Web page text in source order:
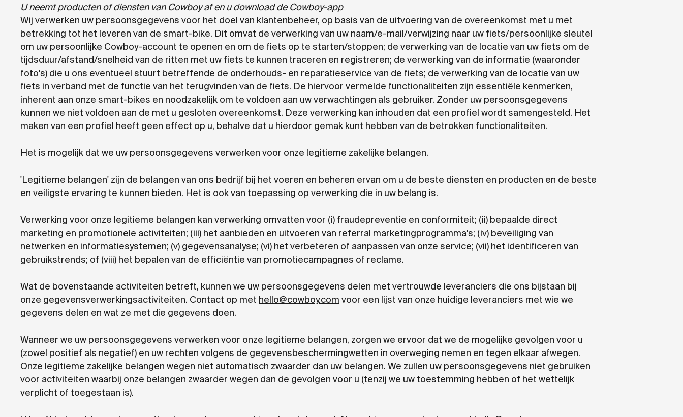
U neemt producten of diensten van Cowboy af en u download de Cowboy-app
Wij verwerken uw persoonsgegevens voor het doel van klantenbeheer, op basis van de uitvoering van de overeenkomst met u met
betrekking tot het leveren van de smart-bike. Dit omvat de verwerking van uw naam/e-mail/verwijzing naar uw fiets/persoonlijke sleutel
om uw persoonlijke Cowboy-account te openen en om de fiets op te starten/stoppen; de verwerking van de locatie van uw fiets om de
tijdsduur/afstand/snelheid van de ritten met uw fiets te kunnen traceren en registreren; de verwerking van de informatie (waaronder
foto's) die u ons eventueel stuurt betreffende de onderhouds- en reparatieservice van de fiets; de verwerking van de locatie van uw
fiets in verband met de functie van het terugvinden van de fiets. De hiervoor vermelde functionaliteiten zijn essentiële kenmerken,
inherent aan onze smart-bikes en noodzakelijk om te voldoen aan uw verwachtingen als gebruiker. Zonder uw persoonsgegevens
kunnen we niet voldoen aan de met u gesloten overeenkomst. Deze verwerking kan inhouden dat een profiel wordt samengesteld. Het
maken van een profiel heeft geen effect op u, behalve dat u hierdoor gemak kunt hebben van de betrokken functionaliteiten.
Het is mogelijk dat we uw persoonsgegevens verwerken voor onze legitieme zakelijke belangen.
'Legitieme belangen' zijn de belangen van ons bedrijf bij het voeren en beheren ervan om u de beste diensten en producten en de beste
en veiligste ervaring te kunnen bieden. Het is ook van toepassing op verwerking die in uw belang is.
Verwerking voor onze legitieme belangen kan verwerking omvatten voor (i) fraudepreventie en conformiteit; (ii) bepaalde direct
marketing en promotionele activiteiten; (iii) het aanbieden en uitvoeren van referral marketingprogramma's; (iv) beveiliging van
netwerken en informatiesystemen; (v) gegevensanalyse; (vi) het verbeteren of aanpassen van onze service; (vii) het identificeren van
gebruikstrends; of (viii) het bepalen van de efficiëntie van promotiecampagnes of reclame.
Wat de bovenstaande activiteiten betreft, kunnen we uw persoonsgegevens delen met vertrouwde leveranciers die ons bijstaan bij
onze gegevensverwerkingsactiviteiten. Contact op met hello@cowboy.com voor een lijst van onze huidige leveranciers met wie we
gegevens delen en wat ze met die gegevens doen.
Wanneer we uw persoonsgegevens verwerken voor onze legitieme belangen, zorgen we ervoor dat we de mogelijke gevolgen voor u
(zowel positief als negatief) en uw rechten volgens de gegevensbeschermingwetten in overweging nemen en tegen elkaar afwegen.
Onze legitieme zakelijke belangen wegen niet automatisch zwaarder dan uw belangen. We zullen uw persoonsgegevens niet gebruiken
voor activiteiten waarbij onze belangen zwaarder wegen dan de gevolgen voor u (tenzij we uw toestemming hebben of het wettelijk
verplicht of toegestaan is).